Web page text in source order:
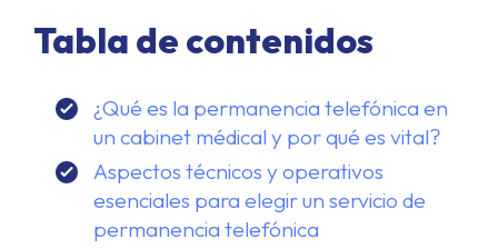
Tabla de contenidos
¿Qué es la permanencia telefónica en
un cabinet médical y por qué es vital?
Aspectos técnicos y operativos
esenciales para elegir un servicio de
permanencia telefónica